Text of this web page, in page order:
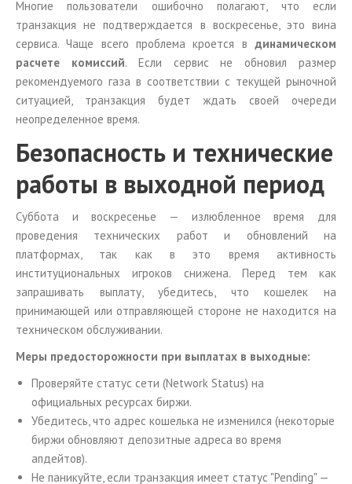
Многие пользователи ошибочно полагают, что если
транзакция не подтверждается в воскресенье, это вина
сервиса. Чаще всего проблема кроется в динамическом
расчете комиссий. Если сервис не обновил размер
рекомендуемого газа в соответствии с текущей рыночной
ситуацией, транзакция будет ждать своей очереди
неопределенное время.
Безопасность и технические
работы в выходной период
Суббота и воскресенье — излюбленное время для
проведения технических работ и обновлений на
платформах, так как в это время активность
институциональных игроков снижена. Перед тем как
запрашивать выплату, убедитесь, что кошелек на
принимающей или отправляющей стороне не находится на
техническом обслуживании.
Меры предосторожности при выплатах в выходные:
Проверяйте статус сети (Network Status) на
официальных ресурсах биржи.
Убедитесь, что адрес кошелька не изменился (некоторые
биржи обновляют депозитные адреса во время
апдейтов).
Не паникуйте, если транзакция имеет статус "Pending" —